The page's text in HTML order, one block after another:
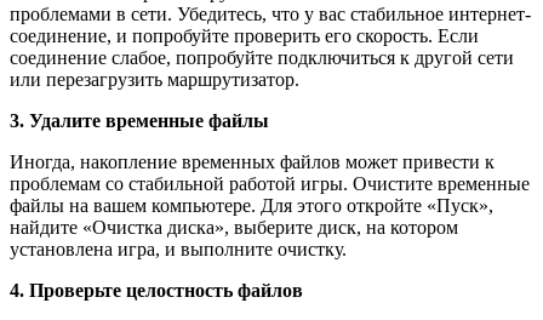
проблемами в сети. Убедитесь, что у вас стабильное интернет-
соединение, и попробуйте проверить его скорость. Если
соединение слабое, попробуйте подключиться к другой сети
или перезагрузить маршрутизатор.
3. Удалите временные файлы
Иногда, накопление временных файлов может привести к
проблемам со стабильной работой игры. Очистите временные
файлы на вашем компьютере. Для этого откройте «Пуск»,
найдите «Очистка диска», выберите диск, на котором
установлена игра, и выполните очистку.
4. Проверьте целостность файлов